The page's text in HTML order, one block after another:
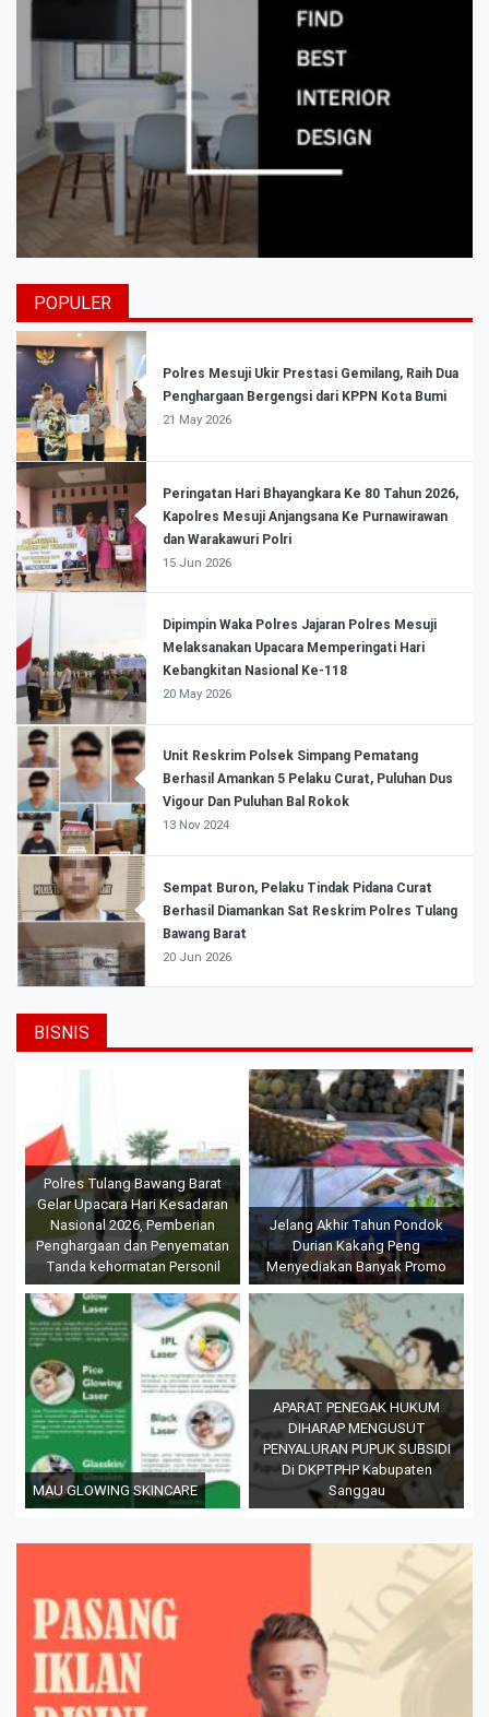
POPULER
Polres Mesuji Ukir Prestasi Gemilang, Raih Dua
Penghargaan Bergengsi dari KPPN Kota Bumi
21 May 2026
Peringatan Hari Bhayangkara Ke 80 Tahun 2026,
Kapolres Mesuji Anjangsana Ke Purnawirawan
dan Warakawuri Polri
15 Jun 2026
Dipimpin Waka Polres Jajaran Polres Mesuji
Melaksanakan Upacara Memperingati Hari
Kebangkitan Nasional Ke-118
20 May 2026
Unit Reskrim Polsek Simpang Pematang
Berhasil Amankan 5 Pelaku Curat, Puluhan Dus
Vigour Dan Puluhan Bal Rokok
13 Nov 2024
Sempat Buron, Pelaku Tindak Pidana Curat
Berhasil Diamankan Sat Reskrim Polres Tulang
Bawang Barat
20 Jun 2026
BISNIS
Polres Tulang Bawang Barat
Gelar Upacara Hari Kesadaran
Nasional 2026, Pemberian
Penghargaan dan Penyematan
Tanda kehormatan Personil
Jelang Akhir Tahun Pondok
Durian Kakang Peng
Menyediakan Banyak Promo
MAU GLOWING SKINCARE
APARAT PENEGAK HUKUM
DIHARAP MENGUSUT
PENYALURAN PUPUK SUBSIDI
Di DKPTPHP Kabupaten
Sanggau